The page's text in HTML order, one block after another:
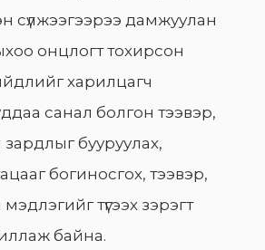
сүлжээгээрээ дамжуулан
онцлогт тохирсон
харилцагч
санал болгон тээвэр,
бууруулах,
богиносгох, тээвэр,
түгээх зэрэгт
байна.